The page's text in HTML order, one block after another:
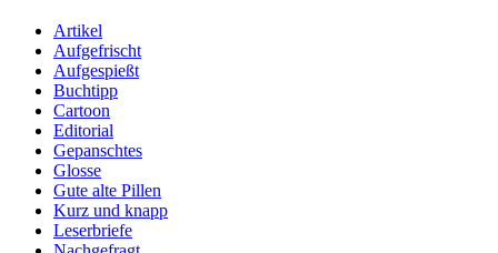
Artikel
Aufgefrischt
Aufgespießt
Buchtipp
Cartoon
Editorial
Gepanschtes
Glosse
Gute alte Pillen
Kurz und knapp
Leserbriefe